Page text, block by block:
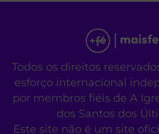
Todos os direitos
esforço internacional
por membros fiéis de A
dos Santos dos
Este site não é um site